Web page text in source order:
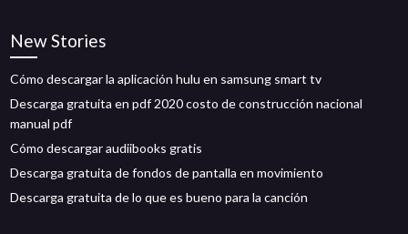
New Stories
Cómo descargar la aplicación hulu en samsung smart tv
Descarga gratuita en pdf 2020 costo de construcción nacional
manual pdf
Cómo descargar audiibooks gratis
Descarga gratuita de fondos de pantalla en movimiento
Descarga gratuita de lo que es bueno para la canción